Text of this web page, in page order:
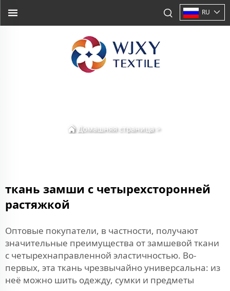
RU
Домашняя страница>
ткань замши с четырехсторонней
растяжкой
Оптовые покупатели, в частности, получают
значительные преимущества от замшевой ткани
с четырехнаправленной эластичностью. Во-
первых, эта ткань чрезвычайно универсальна: из
неё можно шить одежду, сумки и предметы